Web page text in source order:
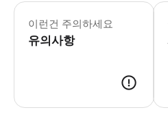
이런건 주의하세요
유의사항
[승